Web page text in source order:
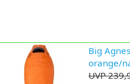
Big
orange/
UVP